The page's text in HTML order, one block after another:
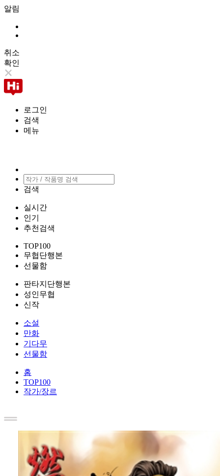
알림
취소
확인
로그인
검색
메뉴
검색
실시간
인기
추천검색
TOP100
무협단행본
선물함
판타지단행본
성인무협
신작
소설
만화
기다무
선물함
홈
TOP100
작가/장르